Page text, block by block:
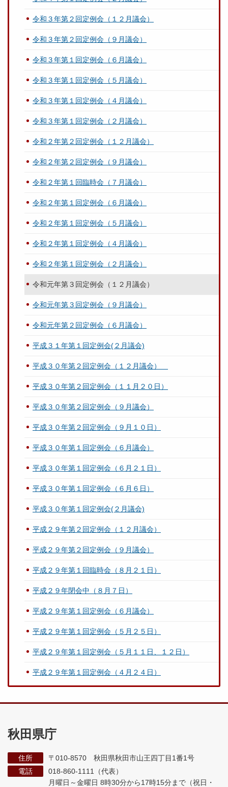
令和３年第２回定例会（１２月議会）
令和３年第２回定例会（９月議会）
令和３年第１回定例会（６月議会）
令和３年第１回定例会（５月議会）
令和３年第１回定例会（４月議会）
令和３年第１回定例会（２月議会）
令和２年第２回定例会（１２月議会）
令和２年第２回定例会（９月議会）
令和２年第１回臨時会（７月議会）
令和２年第１回定例会（６月議会）
令和２年第１回定例会（５月議会）
令和２年第１回定例会（４月議会）
令和２年第１回定例会（２月議会）
令和元年第３回定例会（１２月議会）
令和元年第３回定例会（９月議会）
令和元年第２回定例会（６月議会）
平成３１年第１回定例会(２月議会)
平成３０年第２回定例会（１２月議会）
平成３０年第２回定例会（１１月２０日）
平成３０年第２回定例会（９月議会）
平成３０年第２回定例会（９月１０日）
平成３０年第１回定例会（６月議会）
平成３０年第１回定例会（６月２１日）
平成３０年第１回定例会（６月６日）
平成３０年第１回定例会(２月議会)
平成２９年第２回定例会（１２月議会）
平成２９年第２回定例会（９月議会）
平成２９年第１回臨時会（８月２１日）
平成２９年閉会中（８月７日）
平成２９年第１回定例会（６月議会）
平成２９年第１回定例会（５月２５日）
平成２９年第１回定例会（５月１１日、１２日）
平成２９年第１回定例会（４月２４日）
秋田県庁
住所
〒010-8570 秋田県秋田市山王四丁目1番1号
電話
018-860-1111（代表）
月曜日～金曜日 8時30分から17時15分まで （祝日・